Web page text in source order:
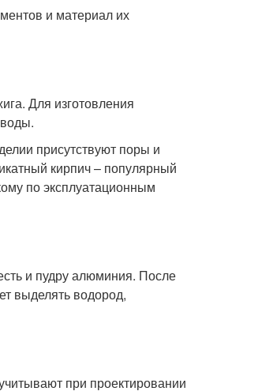
и материал их
Для изготовления
присутствуют поры и
кирпич – популярный
по эксплуатационным
и пудру алюминия. После
выделять водород,
при проектировании